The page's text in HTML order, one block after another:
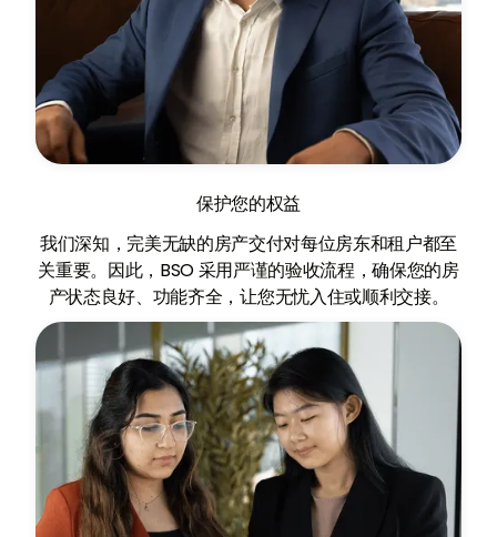
保护您的权益
‍我们深知，完美无缺的房产交付对每位房东和租户都至
关重要。因此，BSO 采用严谨的验收流程，确保您的房
产状态良好、功能齐全，让您无忧入住或顺利交接。